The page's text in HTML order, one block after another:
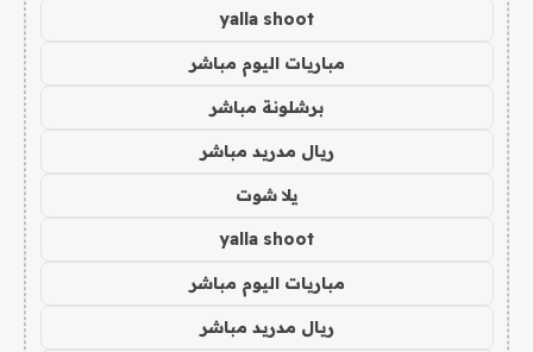
yalla shoot
مباريات اليوم مباشر
برشلونة مباشر
ريال مدريد مباشر
يلا شوت
yalla shoot
مباريات اليوم مباشر
ريال مدريد مباشر